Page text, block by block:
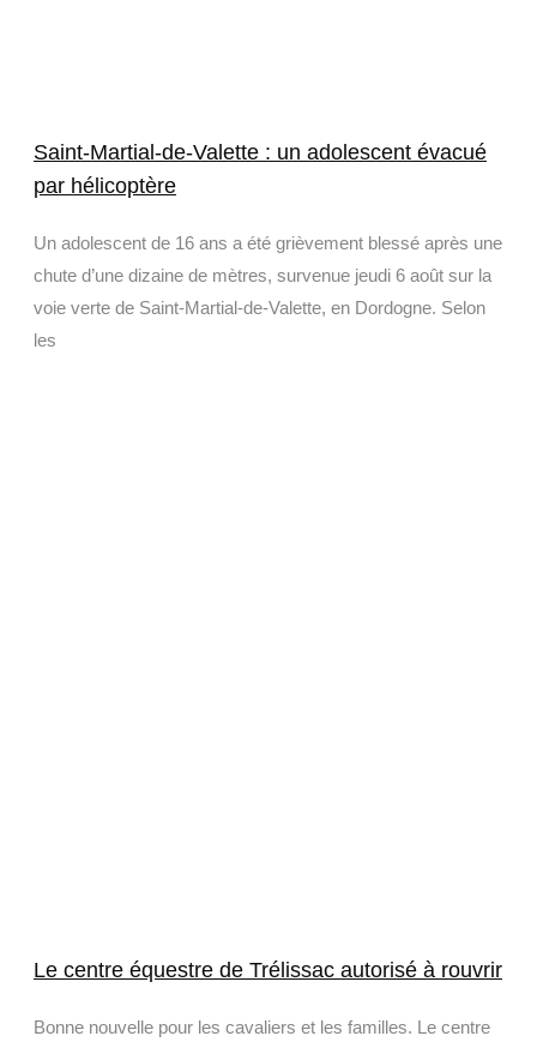
Saint-Martial-de-Valette : un adolescent évacué
par hélicoptère
Un adolescent de 16 ans a été grièvement blessé après une
chute d’une dizaine de mètres, survenue jeudi 6 août sur la
voie verte de Saint-Martial-de-Valette, en Dordogne. Selon
les
Le centre équestre de Trélissac autorisé à rouvrir
Bonne nouvelle pour les cavaliers et les familles. Le centre